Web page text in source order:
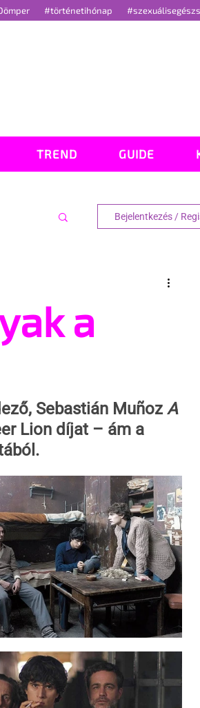
#történetihónap
TREND GUIDE
Bejelentkezés /
a
Sebastián Muñoz A
Lion díjat – ám a